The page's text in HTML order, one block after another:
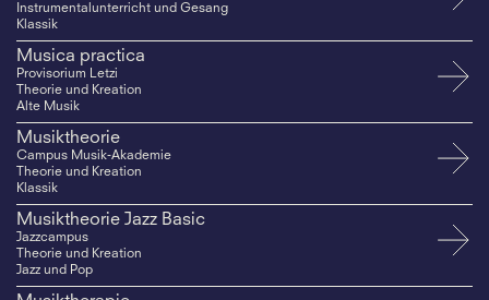
Instrumentalunterricht und Gesang
Klassik
Musica practica
Provisorium Letzi
Theorie und Kreation
Alte Musik
Musiktheorie
Campus Musik-Akademie
Theorie und Kreation
Klassik
Musiktheorie Jazz Basic
Jazzcampus
Theorie und Kreation
Jazz und Pop